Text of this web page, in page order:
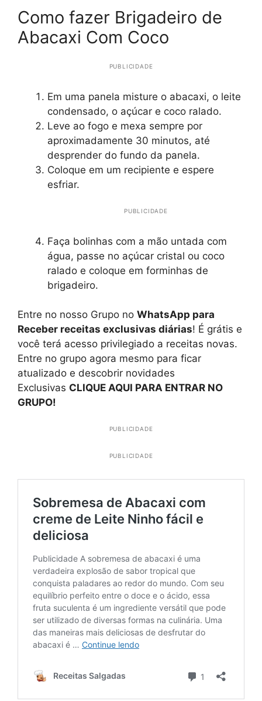
Como fazer Brigadeiro de
Abacaxi Com Coco
PUBLICIDADE
Em uma panela misture o abacaxi, o leite
condensado, o açúcar e coco ralado.
Leve ao fogo e mexa sempre por
aproximadamente 30 minutos, até
desprender do fundo da panela.
Coloque em um recipiente e espere
esfriar.
PUBLICIDADE
Faça bolinhas com a mão untada com
água, passe no açúcar cristal ou coco
ralado e coloque em forminhas de
brigadeiro.
Entre no nosso Grupo no WhatsApp para
Receber receitas exclusivas diárias! É grátis e
você terá acesso privilegiado a receitas novas.
Entre no grupo agora mesmo para ficar
atualizado e descobrir novidades
Exclusivas CLIQUE AQUI PARA ENTRAR NO
GRUPO!
PUBLICIDADE
PUBLICIDADE